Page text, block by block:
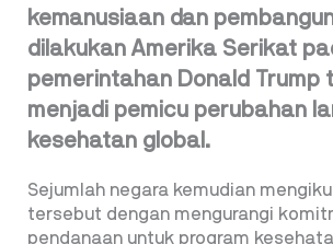
kemanusiaan dan
dilakukan Amerika Serikat
pemerintahan Donald Trump
menjadi pemicu perubahan
kesehatan global.
Sejumlah negara kemudian
tersebut dengan mengurangi
pendanaan untuk program